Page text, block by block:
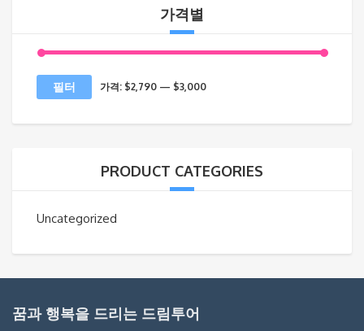
가격별
필터 가격: $2,790 — $3,000
PRODUCT CATEGORIES
Uncategorized
꿈과 행복을 드리는 드림투어